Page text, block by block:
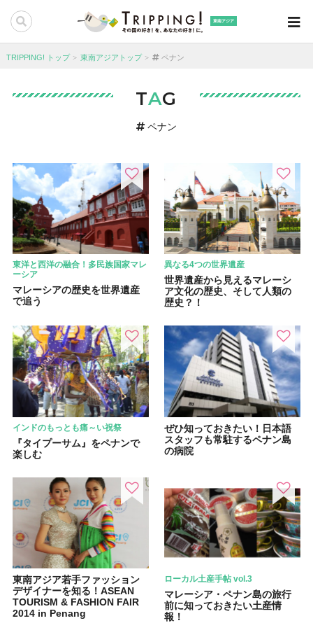
東南アジア
TRIPPING! トップ 東南アジアトップ ペナン
TAG
ペナン
東洋と西洋の融合！多民族国家マレ
ーシア
マレーシアの歴史を世界遺産
で追う
異なる4つの世界遺産
世界遺産から見えるマレーシ
ア文化の歴史、そして人類の
歴史？！
インドのもっとも痛～い祝祭
『タイプーサム』をペナンで
楽しむ
ぜひ知っておきたい！日本語
スタッフも常駐するペナン島
の病院
東南アジア若手ファッション
デザイナーを知る！ASEAN
TOURISM & FASHION FAIR
2014 in Penang
ローカル土産手帖 vol.3
マレーシア・ペナン島の旅行
前に知っておきたい土産情
報！